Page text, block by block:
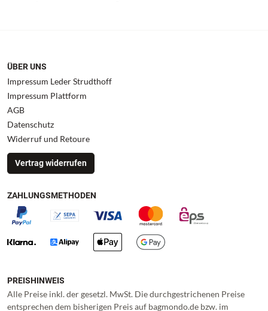
ÜBER UNS
Impressum Leder Strudthoff
Impressum Plattform
AGB
Datenschutz
Widerruf und Retoure
Vertrag widerrufen
ZAHLUNGSMETHODEN
PREISHINWEIS
Alle Preise inkl. der gesetzl. MwSt. Die durchgestrichenen Preise
entsprechen dem bisherigen Preis auf bagmondo.de bzw. im